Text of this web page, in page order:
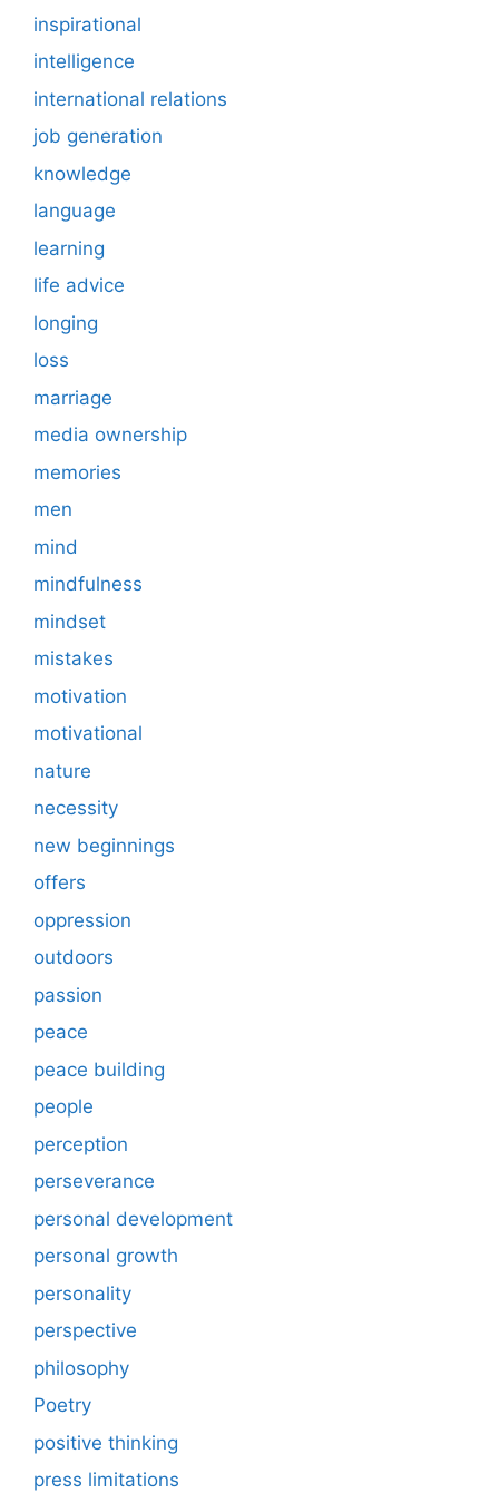
inspirational
intelligence
international relations
job generation
knowledge
language
learning
life advice
longing
loss
marriage
media ownership
memories
men
mind
mindfulness
mindset
mistakes
motivation
motivational
nature
necessity
new beginnings
offers
oppression
outdoors
passion
peace
peace building
people
perception
perseverance
personal development
personal growth
personality
perspective
philosophy
Poetry
positive thinking
press limitations